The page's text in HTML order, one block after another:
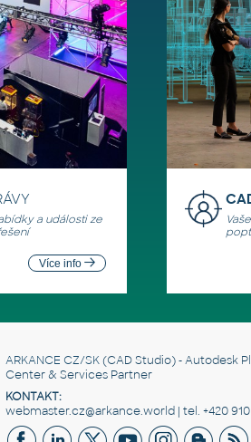
a události ze
Více info
ARKANCE CZ/SK(CAD Studio) - Autodesk
Center & Services Partner
KONTAKT:
webmaster.cz@arkance.world | tel. +420 910